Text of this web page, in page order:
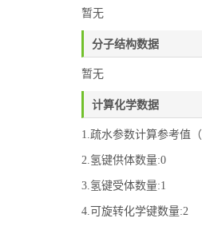
暂无
分子结构数据
暂无
计算化学数据
1.疏水参数计算参考值
2.氢键供体数量:0
3.氢键受体数量:1
4.可旋转化学键数量:2